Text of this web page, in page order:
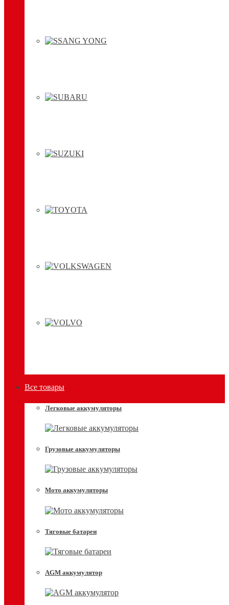
Все товары
Легковые аккумуляторы
Грузовые аккумуляторы
Мото аккумуляторы
Тяговые батареи
AGM аккумулятор